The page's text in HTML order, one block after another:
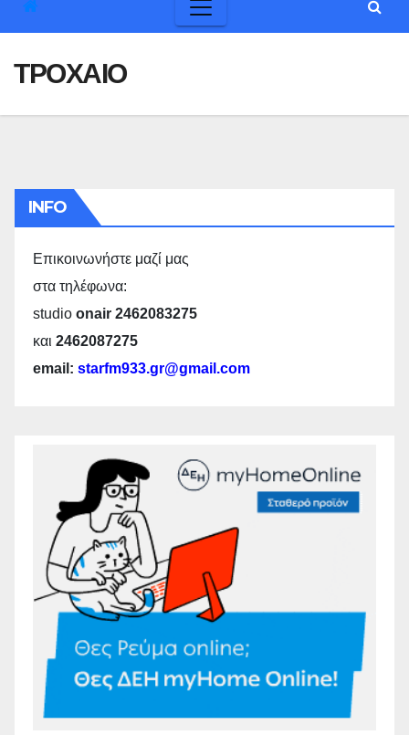
ΤΡΟΧΑΙΟ
INFO
Επικοινωνήστε μαζί μας
στα τηλέφωνα:
studio onair 2462083275
και 2462087275
email: starfm933.gr@gmail.com